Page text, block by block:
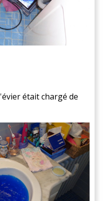
était chargé de